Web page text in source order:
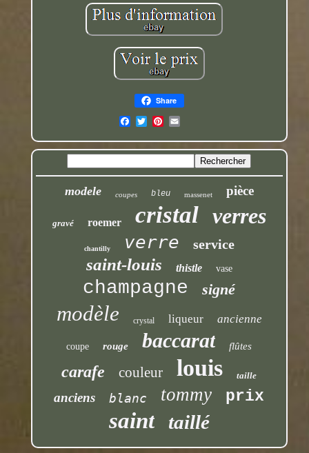
Share
modele coupes bleu massenet pièce
gravé roemer cristal verres
chantilly verre service
saint-louis thistle vase
champagne signé
modèle crystal liqueur ancienne
coupe rouge baccarat flûtes
carafe couleur louis taille
anciens blanc tommy prix
saint taillé